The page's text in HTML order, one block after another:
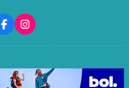
F
A
C
B
O
I
N
S
A
G